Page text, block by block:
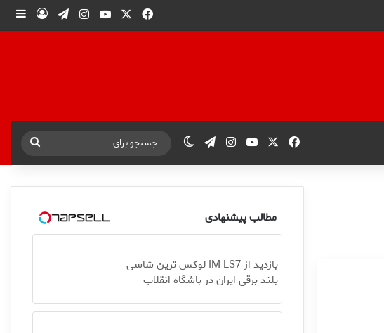
فیس بوکیوتیوباینستاگرام
تلگرامورود
فیس بوکیوتیوباینستاگرام
تلگرامتغییر پوسته
جستجو
برای
مطالب پیشنهادی
بازدید از IM LS7 لوکس ترین شاسی
بلند برقی ایران در باشگاه انقلاب